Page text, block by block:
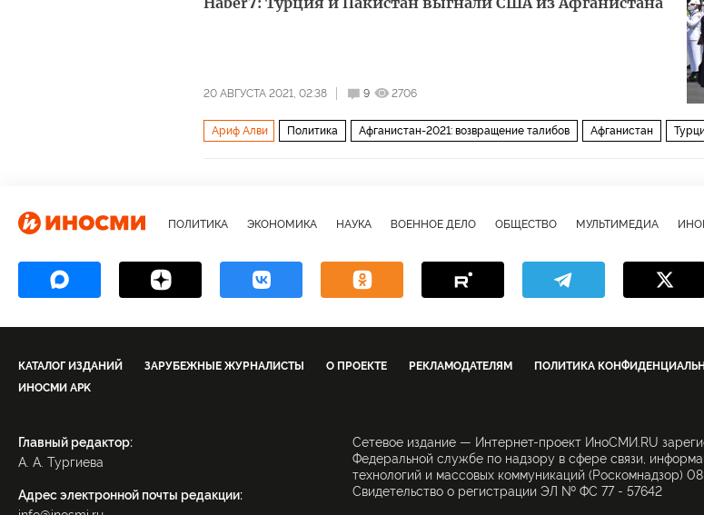
20 АВГУСТА 2021, 02:38 9 2706
Ариф Алви Политика Афганистан-2021: возвращение талибов Афганистан
ПОЛИТИКА ЭКОНОМИКА НАУКА ВОЕННОЕ ДЕЛО ОБЩЕСТВО МУЛЬТИМЕДИА
КАТАЛОГ ИЗДАНИЙ ЗАРУБЕЖНЫЕ ЖУРНАЛИСТЫ О ПРОЕКТЕ РЕКЛАМОДАТЕЛЯМ ПОЛИТИКА
ИНОСМИ APK
Главный редактор:
А. А. Тургиева
Адрес электронной почты редакции:
Сетевое издание — Интернет-проект ИноСМИ.RU
Федеральной службе по надзору в сфере связи,
технологий и массовых коммуникаций (Роскомнадзор) 08
Свидетельство о регистрации ЭЛ № ФС 77 - 57642